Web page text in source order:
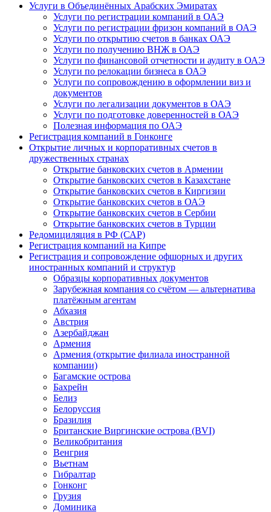
Услуги в Объединённых Арабских Эмиратах
Услуги по регистрации компаний в ОАЭ
Услуги по регистрации фризон компаний в ОАЭ
Услуги по открытию счетов в банках ОАЭ
Услуги по получению ВНЖ в ОАЭ
Услуги по финансовой отчетности и аудиту в ОАЭ
Услуги по релокации бизнеса в ОАЭ
Услуги по сопровождению в оформлении виз и
документов
Услуги по легализации документов в ОАЭ
Услуги по подготовке доверенностей в ОАЭ
Полезная информация по ОАЭ
Регистрация компаний в Гонконге
Открытие личных и корпоративных счетов в
дружественных странах
Открытие банковских счетов в Армении
Открытие банковских счетов в Казахстане
Открытие банковских счетов в Киргизии
Открытие банковских счетов в ОАЭ
Открытие банковских счетов в Сербии
Открытие банковских счетов в Турции
Редомициляция в РФ (САР)
Регистрация компаний на Кипре
Регистрация и сопровождение офшорных и других
иностранных компаний и структур
Образцы корпоративных документов
Зарубежная компания со счётом — альтернатива
платёжным агентам
Абхазия
Австрия
Азербайджан
Армения
Армения (открытие филиала иностранной
компании)
Багамские острова
Бахрейн
Белиз
Белоруссия
Бразилия
Британские Виргинские острова (BVI)
Великобритания
Венгрия
Вьетнам
Гибралтар
Гонконг
Грузия
Доминика